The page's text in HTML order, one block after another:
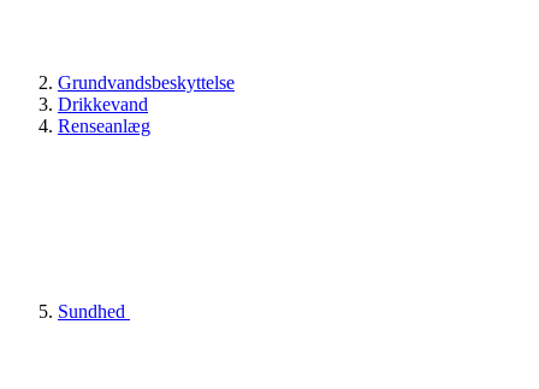
Grundvandsbeskyttelse
Drikkevand
Renseanlæg
Sundhed